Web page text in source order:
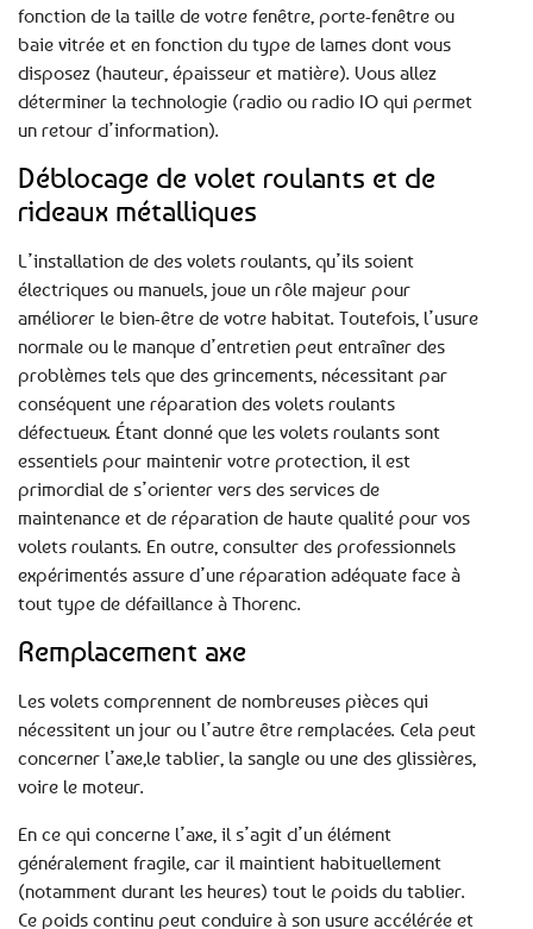
fonction de la taille de votre fenêtre, porte-fenêtre ou
baie vitrée et en fonction du type de lames dont vous
disposez (hauteur, épaisseur et matière). Vous allez
déterminer la technologie (radio ou radio IO qui permet
un retour d’information).
Déblocage de volet roulants et de
rideaux métalliques
L’installation de des volets roulants, qu’ils soient
électriques ou manuels, joue un rôle majeur pour
améliorer le bien-être de votre habitat. Toutefois, l’usure
normale ou le manque d’entretien peut entraîner des
problèmes tels que des grincements, nécessitant par
conséquent une réparation des volets roulants
défectueux. Étant donné que les volets roulants sont
essentiels pour maintenir votre protection, il est
primordial de s’orienter vers des services de
maintenance et de réparation de haute qualité pour vos
volets roulants. En outre, consulter des professionnels
expérimentés assure d’une réparation adéquate face à
tout type de défaillance à Thorenc.
Remplacement axe
Les volets comprennent de nombreuses pièces qui
nécessitent un jour ou l’autre être remplacées. Cela peut
concerner l’axe,le tablier, la sangle ou une des glissières,
voire le moteur.
En ce qui concerne l’axe, il s’agit d’un élément
généralement fragile, car il maintient habituellement
(notamment durant les heures) tout le poids du tablier.
Ce poids continu peut conduire à son usure accélérée et